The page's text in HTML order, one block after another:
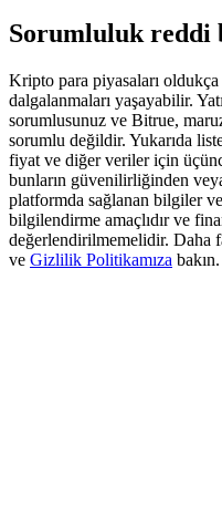
Share 500000
Exclusive for BitMart
Register & Trade to
Sorumluluk reddi
Kripto para piyasaları
dalgalanmaları yaşayabilir.
sorumlusunuz ve Bitrue,
sorumlu değildir. Yukarıda
fiyat ve diğer veriler için
bunların güvenilirliğinden
platformda sağlanan bilgiler
bilgilendirme amaçlıdır ve
değerlendirilmemelidir. Daha
ve Gizlilik Politikamıza bakın.